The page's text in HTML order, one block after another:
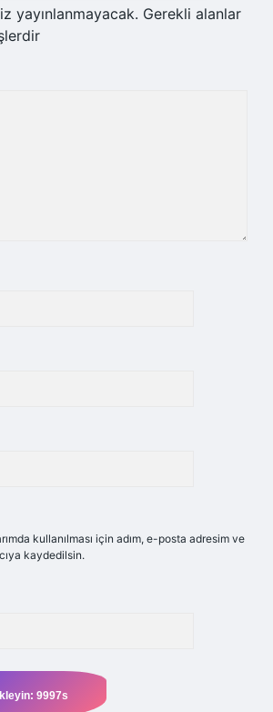
yayınlanmayacak. Gerekli alanlar
kullanılması için adım, e-posta adresim ve
kaydedilsin.